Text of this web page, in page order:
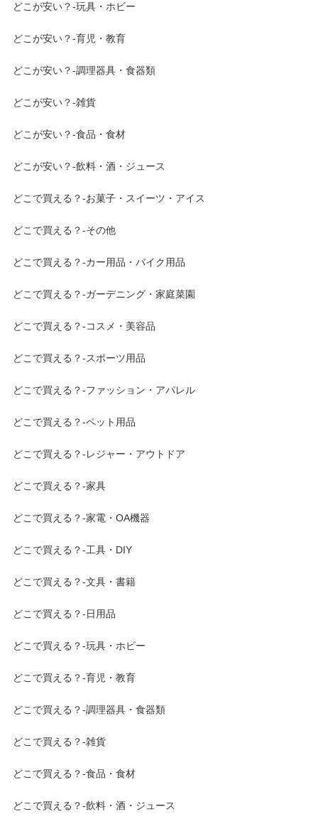
どこが安い？-玩具・ホビー
どこが安い？-育児・教育
どこが安い？-調理器具・食器類
どこが安い？-雑貨
どこが安い？-食品・食材
どこが安い？-飲料・酒・ジュース
どこで買える？-お菓子・スイーツ・アイス
どこで買える？-その他
どこで買える？-カー用品・バイク用品
どこで買える？-ガーデニング・家庭菜園
どこで買える？-コスメ・美容品
どこで買える？-スポーツ用品
どこで買える？-ファッション・アパレル
どこで買える？-ペット用品
どこで買える？-レジャー・アウトドア
どこで買える？-家具
どこで買える？-家電・OA機器
どこで買える？-工具・DIY
どこで買える？-文具・書籍
どこで買える？-日用品
どこで買える？-玩具・ホビー
どこで買える？-育児・教育
どこで買える？-調理器具・食器類
どこで買える？-雑貨
どこで買える？-食品・食材
どこで買える？-飲料・酒・ジュース